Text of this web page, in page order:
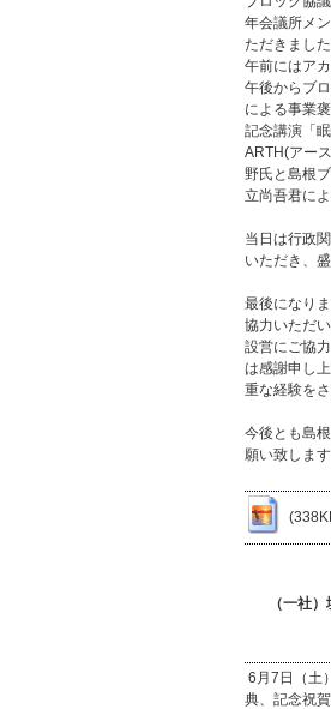
年会議所メ
ただきました
午前にはア
午後からブ
による事業
記念講演「
ARTH(アー
野氏と島根
立尚吾君に
当日は行政
いただき、
最後になり
協力いただ
設営にご協
は感謝申し
重な経験を
今後とも島
願い致します
（一社
6月7日（土
典、記念祝